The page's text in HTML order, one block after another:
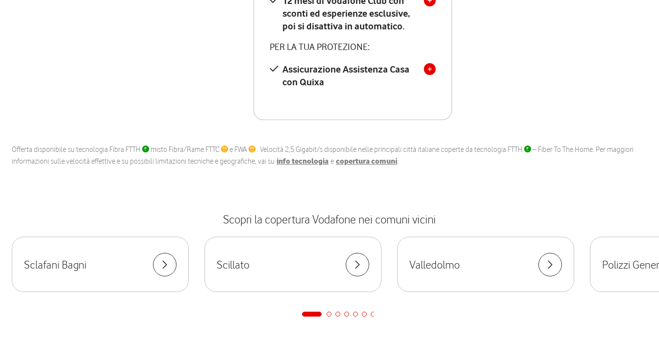
sconti ed esperienze esclusive,
poi si disattiva in automatico.
PER LA TUA PROTEZIONE:
Assicurazione Assistenza Casa
con Quixa
Offerta disponibile su tecnologia Fibra FTTH misto Fibra/Rame FTTC e FWA . Velocità 2,5 Gigabit/s disponibile nelle principali città italiane coperte da tecnologia FTTH
– Fiber To The Home. Per maggiori
informazioni sulle velocità effettive e su possibili limitazioni tecniche e geografiche, vai su info tecnologia e copertura comuni.
Scopri la copertura Vodafone nei comuni vicini
Sclafani Bagni Scillato Valledolmo Polizzi